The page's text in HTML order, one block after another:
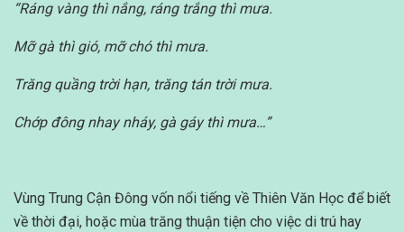
“Ráng vàng thì nắng, ráng trắng thì mưa.
Mỡ gà thì gió, mỡ chó thì mưa.
Trăng quầng trời hạn, trăng tán trời mưa.
Chớp đông nhay nháy, gà gáy thì mưa…”
Vùng Trung Cận Đông vốn nổi tiếng về Thiên Văn Học để biết
về thời đại, hoặc mùa trăng thuận tiện cho việc di trú hay